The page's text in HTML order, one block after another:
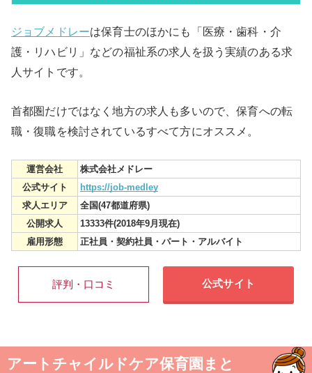
ジョブメドレーは保育士のほかにも「医療・歯科・介
護・リハビリ」などの福祉系の求人を扱う実績のある求
人サイトです。
首都圏だけではなく地方の求人も多いので、保育への転
職・復職を検討されているすべて方にオススメ。
運営会社
株式会社メドレー
公式サイト
https://job-medley
求人エリア
全国(47都道府県)
公開求人
13333件(2018年9月現在)
雇用形態
正社員・契約社員・パート・アルバイト
評判・口コミ 公式サイト
アートチャイルドケア保育園まと